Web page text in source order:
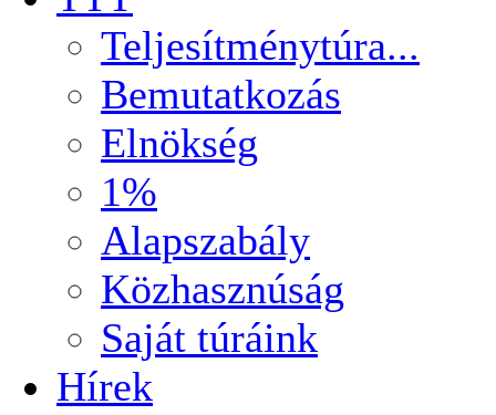
Teljesítménytúra...
Bemutatkozás
Elnökség
1%
Alapszabály
Közhasznúság
Saját túráink
Hírek